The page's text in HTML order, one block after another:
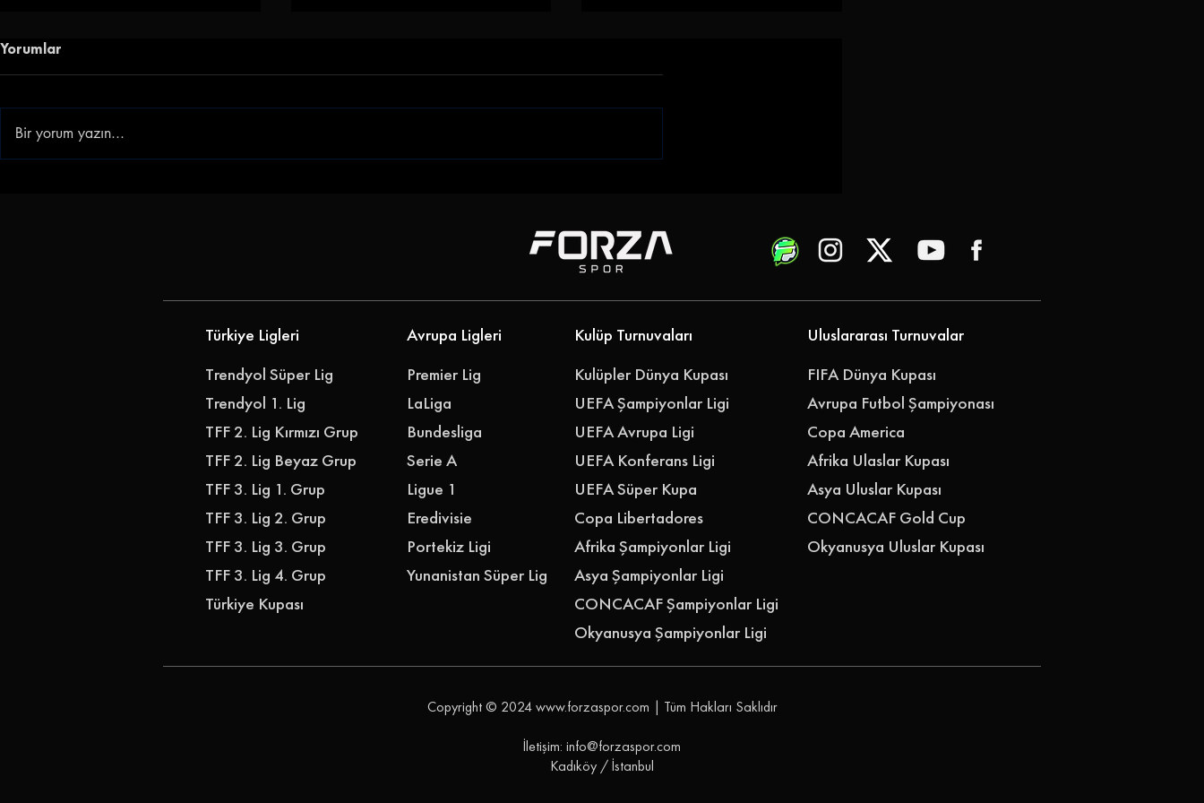
2-1
Yorumlar
Bir yorum yazın...
Türkiye Ligleri
Trendyol Süper Lig
Trendyol 1. Lig
TFF 2. Lig Kırmızı Grup
TFF 2. Lig Beyaz Grup
TFF 3. Lig 1. Grup
TFF 3. Lig 2. Grup
TFF 3. Lig 3. Grup
Türkiye Kupası
TFF 3. Lig 4. Grup
Avrupa Ligleri
Premier Lig
LaLiga
Bundesliga
Serie A
Ligue 1
Eredivisie
Portekiz Ligi
Yunanistan Süper Lig
Kulüp Turnuvaları
Kulüpler Dünya Kupası
UEFA Şampiyonlar Ligi
UEFA Avrupa Ligi
UEFA Konferans Ligi
UEFA Süper Kupa
Copa Libertadores
Afrika Şampiyonlar Ligi
Asya Şampiyonlar Ligi
CONCACAF Şampiyonlar Ligi
Okyanusya Şampiyonlar Ligi
Uluslararası Turnuvalar
FIFA Dünya Kupası
Avrupa Futbol Şampiyonası
Copa America
Afrika Ulaslar Kupası
Asya Uluslar Kupası
CONCACAF Gold Cup
Okyanusya Uluslar Kupası
Copyright © 2024www.forzaspor.com | Tüm Hakları Saklıdır
İletişim: info@forzaspor.com
Kadıköy / İstanbul